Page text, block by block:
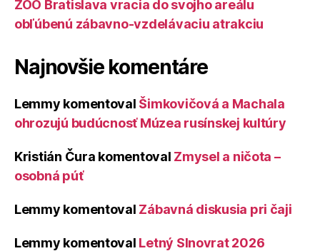
ZOO Bratislava vracia do svojho areálu
obľúbenú zábavno-vzdelávaciu atrakciu
Najnovšie komentáre
Lemmy komentoval Šimkovičová a Machala
ohrozujú budúcnosť Múzea rusínskej kultúry
Kristián Čura komentoval Zmysel a ničota –
osobná púť
Lemmy komentoval Zábavná diskusia pri čaji
Lemmy komentoval Letný Slnovrat 2026